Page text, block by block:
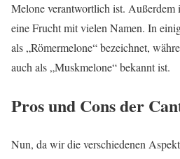
Melone verantwortlich ist. Außerdem
eine Frucht mit vielen Namen. In
als „Römermelone“ bezeichnet,
auch als „Muskmelone“ bekannt ist.
Pros und Cons der
Nun, da wir die verschiedenen